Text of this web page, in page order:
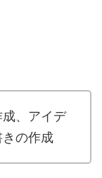
、アイデ
の作成